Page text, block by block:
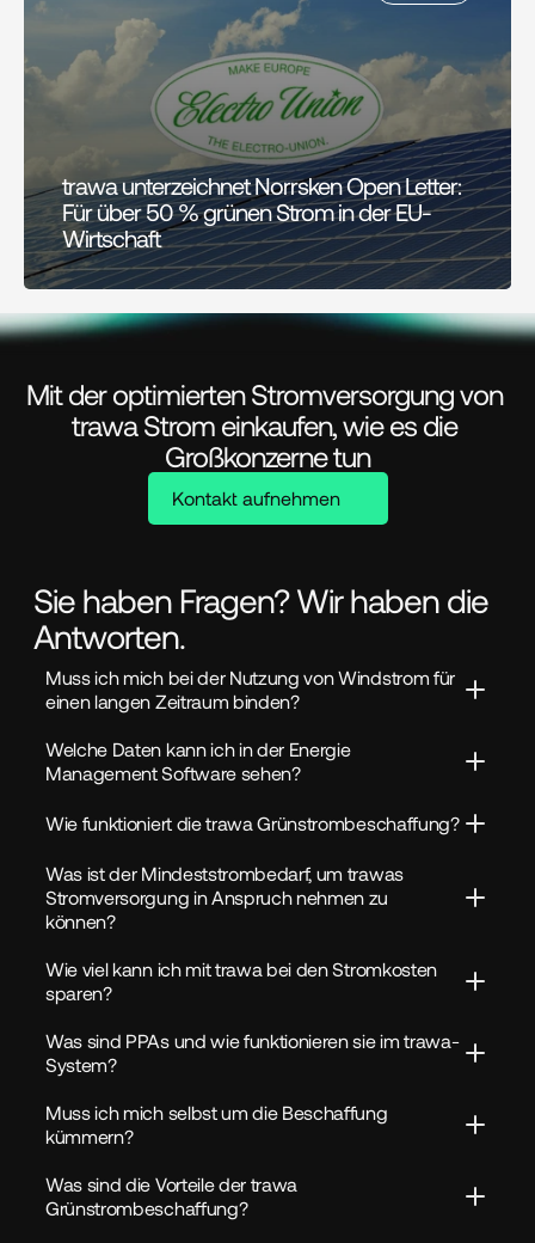
trawa unterzeichnet Norrsken Open Letter:
Für über 50 % grünen Strom in der EU-
Wirtschaft
Mit der optimierten Stromversorgung von
trawa Strom einkaufen, wie es die
Großkonzerne tun
Kontakt aufnehmen
Sie haben Fragen? Wir haben die
Antworten.
Muss ich mich bei der Nutzung von Windstrom für
einen langen Zeitraum binden?
Welche Daten kann ich in der Energie
Management Software sehen?
Wie funktioniert die trawa Grünstrombeschaffung?
Was ist der Mindeststrombedarf, um trawas
Stromversorgung in Anspruch nehmen zu
können?
Wie viel kann ich mit trawa bei den Stromkosten
sparen?
Was sind PPAs und wie funktionieren sie im trawa-
System?
Muss ich mich selbst um die Beschaffung
kümmern?
Was sind die Vorteile der trawa
Grünstrombeschaffung?